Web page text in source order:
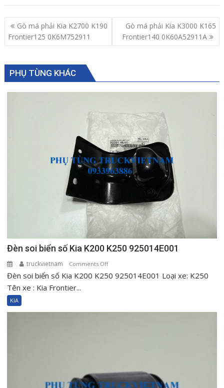
Post
navigation
Gò má phải Kia K2700 K190
Frontier125 0K6M752911
Gò má phải Kia K3000 K165
Frontier140 0K60A52911A
PHỤ TÙNG KHÁC
Đèn soi biển số Kia K200 K250 925014E001
truckvietnam Comments Offon
Đèn
Đèn soi biển số Kia K200 K250 925014E001 Loại xe: K250
Tên xe : Kia Frontier...
KIA